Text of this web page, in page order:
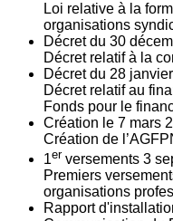
Loi relative à la
organisations
Décret du 30
Décret relatif à la
Décret du 28
Décret relatif au
Fonds pour le
Création le 7 mars
Création de
1er versements 3
Premiers
organisations
Rapport